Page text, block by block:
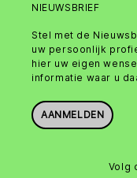
NIEUWSBRIEF
Stel met de
uw persoonlijk
hier uw eigen
informatie waar u
AANMELDEN
Volg